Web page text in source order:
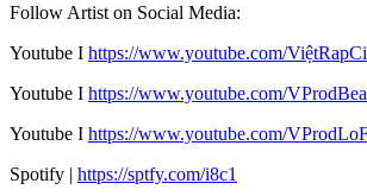
Follow Artist on Social Media:
Youtube I https://www.youtube.com/
Youtube I https://www.youtube.com/
Youtube I https://www.youtube.com/
Spotify | https://sptfy.com/i8c1